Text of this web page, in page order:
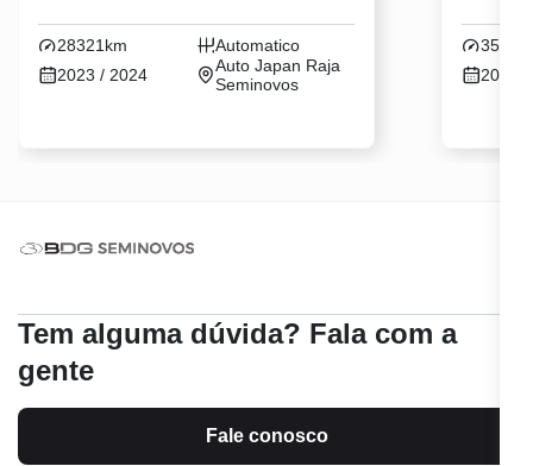
28321km
Automatico
2023 / 2024
Auto Japan Raja
Seminovos
2023 /
Tem alguma dúvida? Fala com a
gente
Fale conosco